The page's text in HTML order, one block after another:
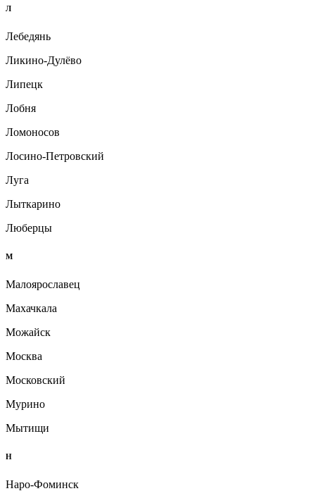
Л
Лебедянь
Ликино-Дулёво
Липецк
Лобня
Ломоносов
Лосино-Петровский
Луга
Лыткарино
Люберцы
М
Малоярославец
Махачкала
Можайск
Москва
Московский
Мурино
Мытищи
Н
Наро-Фоминск